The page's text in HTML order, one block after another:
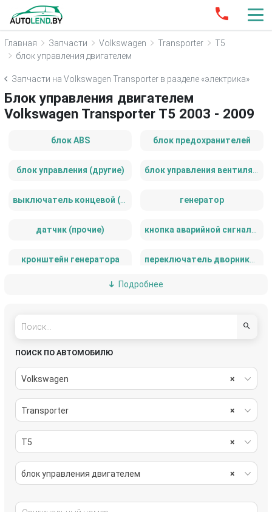
Главная Запчасти Volkswagen Transporter
T5
блок управления двигателем
Запчасти на Volkswagen Transporter в разделе «электрика»
Блок управления двигателем
Volkswagen Transporter T5 2003 - 2009
блок ABS блок предохранителей
блок управления (другие)
генератор
датчик (прочие)
кронштейн генератора
переключатель подрулевой (стрекоза) переключатель света
Подробнее
ПОИСК ПО АВТОМОБИЛЮ
×
Volkswagen
×
Transporter
×
T5
×
блок управления двигателем